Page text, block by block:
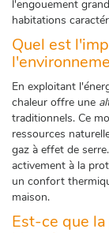
l'engouement
habitations
Quel est
En exploitant
chaleur offre une
traditionnels. Ce
ressources
gaz à effet de
activement à la
un confort
maison.
Est-ce que